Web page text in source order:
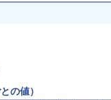
の値）